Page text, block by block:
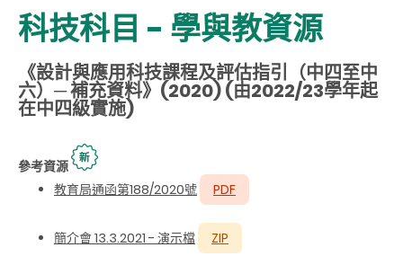
科技科目 - 學與教資源
《設計與應用科技課程及評估指引（中四至中
六）─ 補充資料》(2020) (由2022/23學年起
在中四級實施)
參考資源
教育局通函第188/2020號 PDF
簡介會 13.3.2021 - 演示檔 ZIP